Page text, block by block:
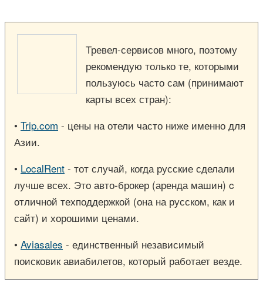
Тревел-сервисов много, поэтому
рекомендую только те, которыми
пользуюсь часто сам (принимают
карты всех стран):
• Trip.com - цены на отели часто ниже именно для
Азии.
• LocalRent - тот случай, когда русские сделали
лучше всех. Это авто-брокер (аренда машин) c
отличной техподдержкой (она на русском, как и
сайт) и хорошими ценами.
• Aviasales - единственный независимый
поисковик авиабилетов, который работает везде.